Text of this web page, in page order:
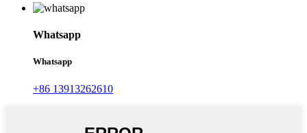
Whatsapp
Whatsapp
+86 13913262610